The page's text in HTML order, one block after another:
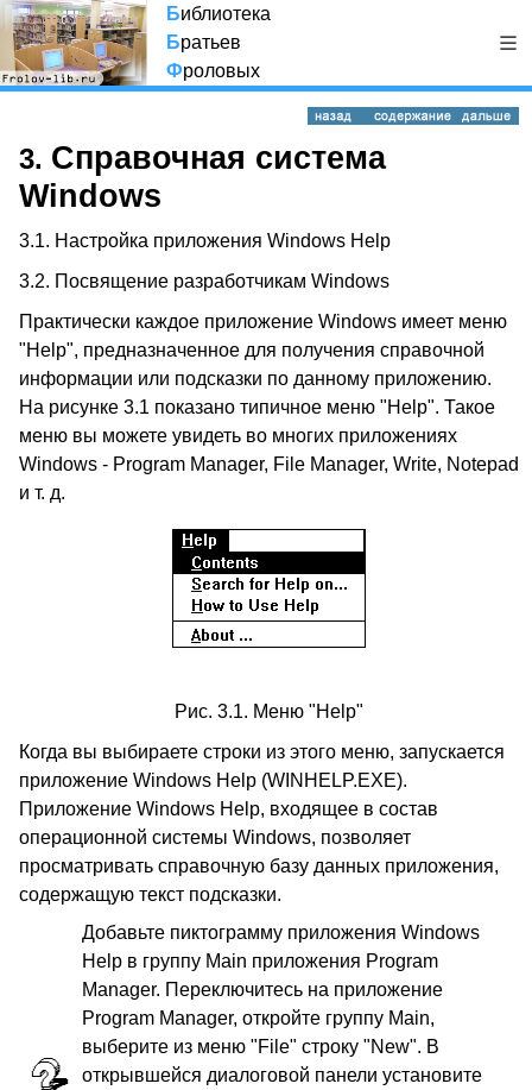
Библиотека
Братьев
Фроловых
3. Справочная система
Windows
3.1. Настройка приложения Windows Help
3.2. Посвящение разработчикам Windows
Практически каждое приложение Windows имеет меню
"Help", предназначенное для получения справочной
информации или подсказки по данному приложению.
На рисунке 3.1 показано типичное меню "Help". Такое
меню вы можете увидеть во многих приложениях
Windows - Program Manager, File Manager, Write, Notepad
и т. д.
Рис. 3.1. Меню "Help"
Когда вы выбираете строки из этого меню, запускается
приложение Windows Help (WINHELP.EXE).
Приложение Windows Help, входящее в состав
операционной системы Windows, позволяет
просматривать справочную базу данных приложения,
содержащую текст подсказки.
Добавьте пиктограмму приложения Windows
Help в группу Main приложения Program
Manager. Переключитесь на приложение
Program Manager, откройте группу Main,
выберите из меню "File" строку "New". В
открывшейся диалоговой панели установите